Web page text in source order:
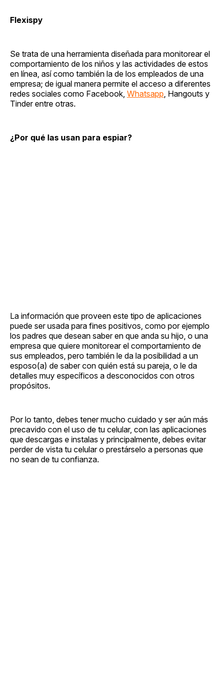
Flexispy
Se trata de una herramienta diseñada para monitorear el
comportamiento de los niños y las actividades de estos
en línea, así como también la de los empleados de una
empresa; de igual manera permite el acceso a diferentes
redes sociales como Facebook, Whatsapp , Hangouts y
Tinder entre otras.
¿Por qué las usan para espiar?
La información que proveen este tipo de aplicaciones
puede ser usada para fines positivos, como por ejemplo
los padres que desean saber en que anda su hijo, o una
empresa que quiere monitorear el comportamiento de
sus empleados, pero también le da la posibilidad a un
esposo(a) de saber con quién está su pareja, o le da
detalles muy específicos a desconocidos con otros
propósitos.
Por lo tanto, debes tener mucho cuidado y ser aún más
precavido con el uso de tu celular, con las aplicaciones
que descargas e instalas y principalmente, debes evitar
perder de vista tu celular o prestárselo a personas que
no sean de tu confianza.